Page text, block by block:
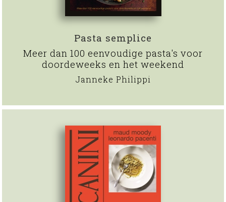
Pasta semplice
Meer dan 100 eenvoudige pasta's voor
doordeweeks en het weekend
Janneke Philippi